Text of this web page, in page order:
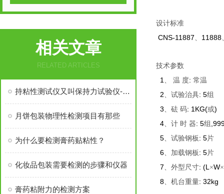
设计标准
CNS-11887、 11888
技术参数
1 、 温 度: 常温
2、试验治具: 5组
3、砝 码: 1KG(或)
4、计 时 器: 5组
5、试验钢板 : 5片
6、加载钢板 : 5片
7、外型尺寸: (L ×W×
8、机台重量: 32kg
相关文章
RELATED ARTICLES
持粘性测试仪又叫保持力试验仪-产品推荐
月饼包装物理性检测项目有那些
为什么要检测膏药贴粘性？
化妆品包装需要检测的步骤和仪器
膏药粘附力的检测方案